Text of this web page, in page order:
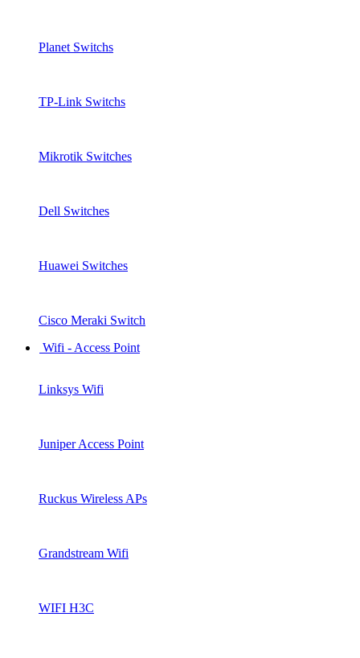
Planet Switchs
TP-Link Switchs
Mikrotik Switches
Dell Switches
Huawei Switches
Cisco Meraki Switch
Wifi - Access Point
Linksys Wifi
Juniper Access Point
Ruckus Wireless APs
Grandstream Wifi
WIFI H3C